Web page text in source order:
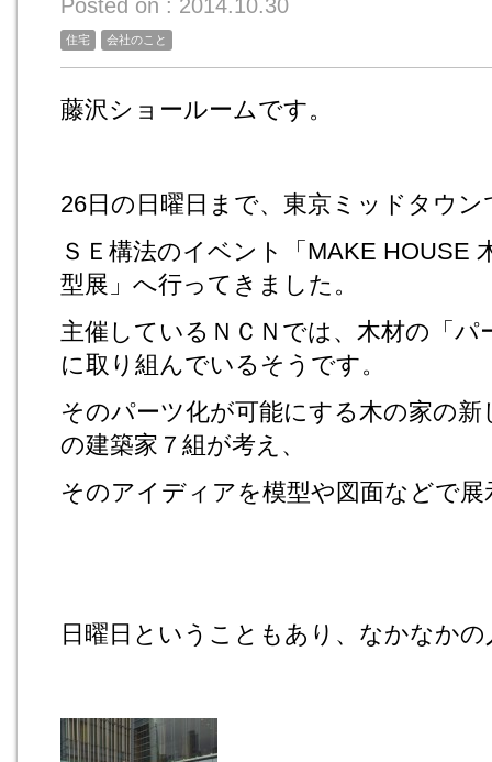
Posted on : 2014.10.30
住宅 会社のこと
藤沢ショールームです。
26日の日曜日まで、東京ミッドタウ
ＳＥ構法のイベント「MAKE HOUSE
型展」へ行ってきました。
主催しているＮＣＮでは、木材の「パ
に取り組んでいるそうです。
そのパーツ化が可能にする木の家の新
の建築家７組が考え、
そのアイディアを模型や図面などで
日曜日ということもあり、なかなか